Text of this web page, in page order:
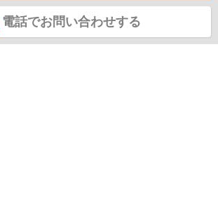
電話でお問い合わせする